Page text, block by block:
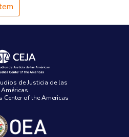
de Justicia de las
Américas
Center of the Americas